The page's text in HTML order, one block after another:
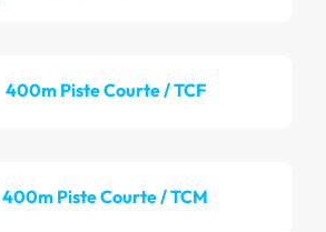
400m Piste Courte / TCF
400m Piste Courte / TCM